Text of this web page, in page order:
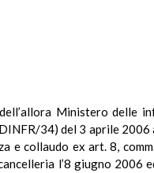
Ministero delle
34) del 3 aprile
collaudo ex art. 8,
l’8 giugno